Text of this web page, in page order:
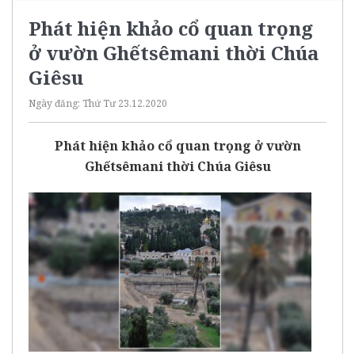
Phát hiện khảo cổ quan trọng
ở vườn Ghếtsêmani thời Chúa
Giêsu
Ngày đăng: Thứ Tư 23.12.2020
Phát hiện khảo cổ quan trọng ở vườn
Ghếtsêmani thời Chúa Giêsu